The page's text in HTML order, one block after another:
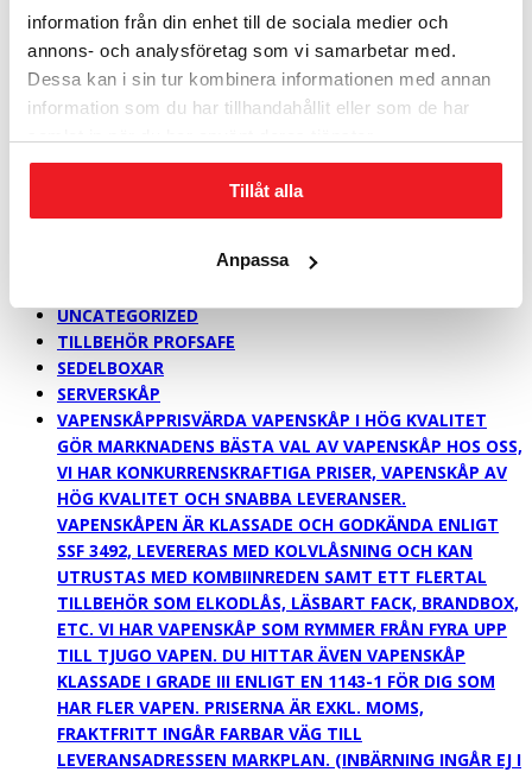
information från din enhet till de sociala medier och
annons- och analysföretag som vi samarbetar med.
Dessa kan i sin tur kombinera informationen med annan
information som du har tillhandahållit eller som de har
Tillåt alla
Anpassa
DUBBELDÖRRARS SÄKERHETSSKÅP. DET GÅR ATT
KOMBINERA DE OLIKA INREDNINGARNA I ALL
OÄNDLIGHET. I NYCKELSÄKERHETSSKÅPEN RYMS UPP
TILL 3770 KROK BEKVÄMT ÅTKOMLIGA PÅ KULLAGRADE
SÄKERHETSSKÅP > 1,0 M
SÄKERHETSSKÅP > 1,6 M
SÄKERHETSKLASS P-7 & NSA
UNCATEGORIZED
TILLBEHÖR PROFSAFE
SEDELBOXAR
SERVERSKÅP
VAPENSKÅPPRISVÄRDA VAPENSKÅP I HÖG KVALITET
GÖR MARKNADENS BÄSTA VAL AV VAPENSKÅP HOS OSS,
VI HAR KONKURRENSKRAFTIGA PRISER, VAPENSKÅP AV
HÖG KVALITET OCH SNABBA LEVERANSER.
VAPENSKÅPEN ÄR KLASSADE OCH GODKÄNDA ENLIGT
SSF 3492, LEVERERAS MED KOLVLÅSNING OCH KAN
UTRUSTAS MED KOMBIINREDEN SAMT ETT FLERTAL
TILLBEHÖR SOM ELKODLÅS, LÄSBART FACK, BRANDBOX,
ETC. VI HAR VAPENSKÅP SOM RYMMER FRÅN FYRA UPP
TILL TJUGO VAPEN. DU HITTAR ÄVEN VAPENSKÅP
KLASSADE I GRADE III ENLIGT EN 1143-1 FÖR DIG SOM
HAR FLER VAPEN. PRISERNA ÄR EXKL. MOMS,
FRAKTFRITT INGÅR FARBAR VÄG TILL
LEVERANSADRESSEN MARKPLAN. (INBÄRNING INGÅR EJ I